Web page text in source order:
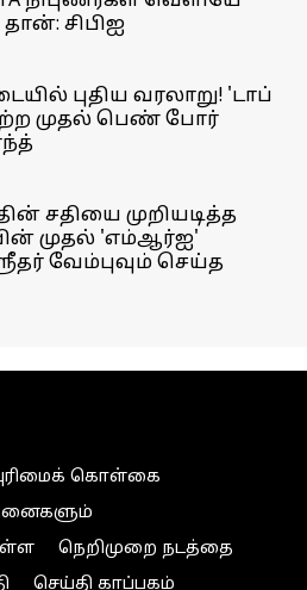
சிபிஐ
புதிய வரலாறு! 'டாப்
முதல் பெண் போர்
சதியை முறியடித்த
முதல் 'எம்ஆர்ஐ'
வேம்புவும் செய்த
கொள்கை
நெறிமுறை நடத்தை
செய்தி காப்பகம்